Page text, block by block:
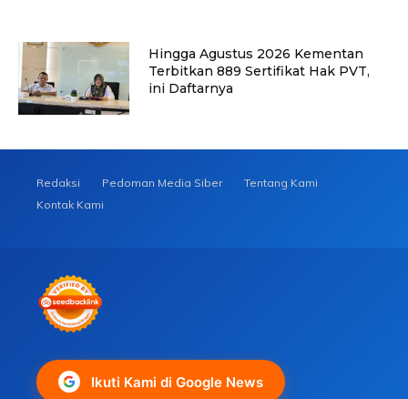
Hingga Agustus 2026 Kementan
Terbitkan 889 Sertifikat Hak PVT,
ini Daftarnya
Redaksi Pedoman Media Siber
Tentang Kami
Kontak Kami
Ikuti Kami di Google News